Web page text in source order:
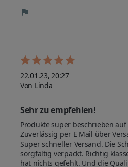
22.01.23, 20:27
Von Linda
Sehr zu empfehlen!
Produkte super beschrieben
Zuverlässig per E Mail über
Super schneller Versand. Die
sorgfältig verpackt. Richtig
hat nichts gefehlt. Und die